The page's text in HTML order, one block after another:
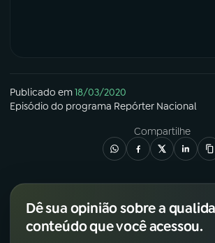
Publicado em18/03/2020
Episódio do programa Repórter Nacional
Compartilhe
Dê sua opinião sobre a
conteúdo que você acessou.